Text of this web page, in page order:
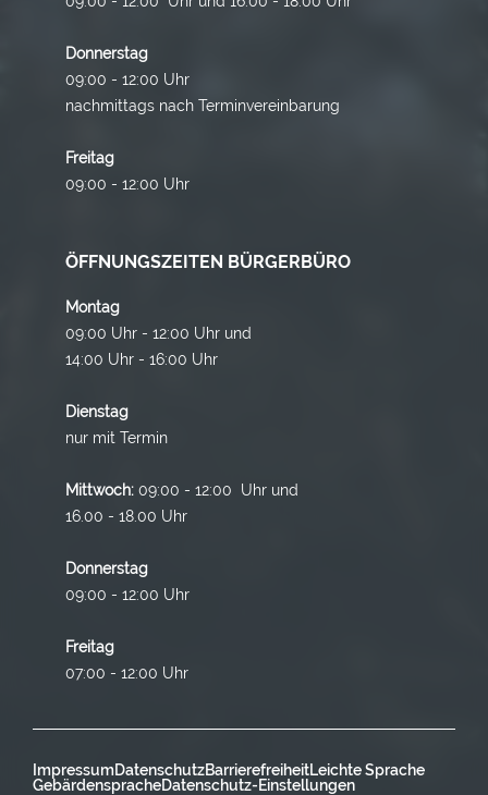
Donnerstag
09:00 - 12:00 Uhr
nachmittags nach Terminvereinbarung
Freitag
09:00 - 12:00 Uhr
ÖFFNUNGSZEITEN BÜRGERBÜRO
Montag
09:00 Uhr - 12:00 Uhr und
14:00 Uhr - 16:00 Uhr
Dienstag
nur mit Termin
Mittwoch: 09:00 - 12:00 Uhr und
16.00 - 18.00 Uhr
Donnerstag
09:00 - 12:00 Uhr
Freitag
07:00 - 12:00 Uhr
ImpressumDatenschutzBarrierefreiheitLeichte Sprache
GebärdenspracheDatenschutz-Einstellungen